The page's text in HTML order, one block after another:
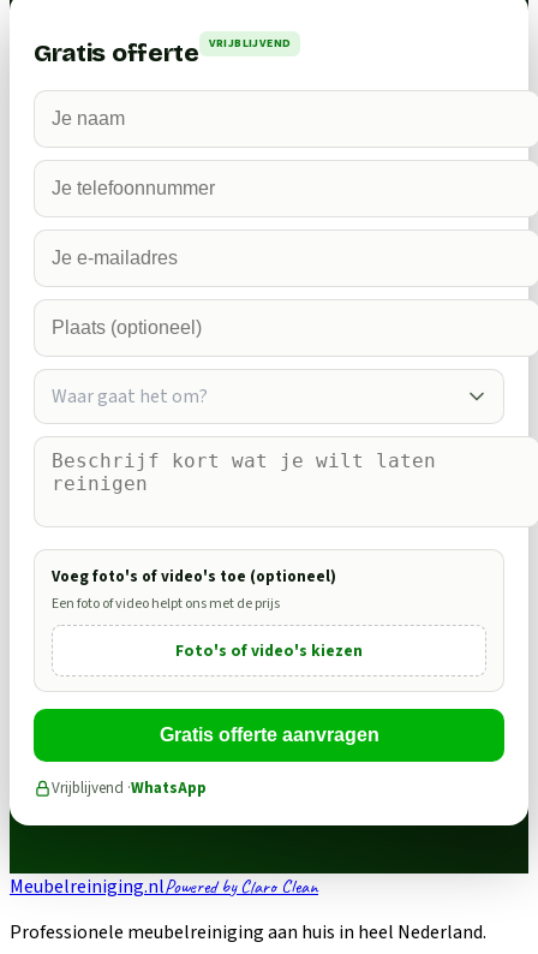
Gratis offerte VRIJBLIJVEND
Waar gaat het om?
Voeg foto's of video's toe (optioneel)
Een foto of video helpt ons met de prijs
Foto's of video's kiezen
Gratis offerte aanvragen
Vrijblijvend ·WhatsApp
Meubelreiniging.nlPowered by Claro Clean
Professionele meubelreiniging aan huis in heel Nederland.